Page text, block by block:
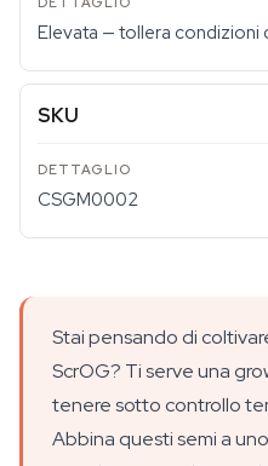
Elevata — tollera condizioni
SKU
CSGM0002
Stai pensando di
ScrOG? Ti serve una
tenere sotto controllo
Abbina questi semi a